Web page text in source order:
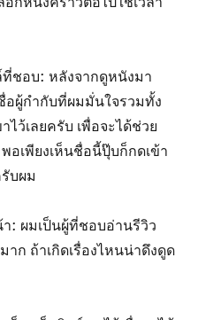
ที่ชอบ: หลังจากดูหนังมา
อผู้กำกับที่ผมมั่นใจรวมทั้ง
ไว้เลยครับ เพื่อจะได้ช่วย
เพียงเห็นชื่อนี้ปุ๊บก็กดเข้า
บผม
: ผมเป็นผู้ที่ชอบอ่านรีวิว
ก ถ้าเกิดเรื่องไหนน่าดึงดูด